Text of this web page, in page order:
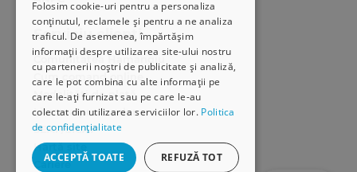
Folosim cookie-uri pentru a personaliza
conținutul, reclamele și pentru a ne analiza
traficul. De asemenea, împărtășim
informații despre utilizarea site-ului nostru
cu partenerii noștri de publicitate și analiză,
care le pot combina cu alte informații pe
care le-ați furnizat sau pe care le-au
colectat din utilizarea serviciilor lor. Politica
de confidențialitate
ACCEPTĂ TOATE REFUZĂ TOT
Serviciu clienți
Comunitatea Hamangiu
Cum comand online
Modalități de plată
Livrarea produselor
SEAP/SICAP
Hartă site
Cariere